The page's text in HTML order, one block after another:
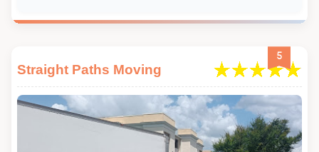
5
Straight Paths Moving